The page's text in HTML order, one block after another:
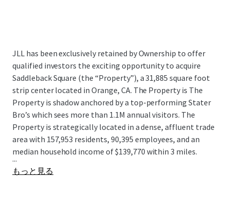
JLL has been exclusively retained by Ownership to offer
qualified investors the exciting opportunity to acquire
Saddleback Square (the “Property”), a 31,885 square foot
strip center located in Orange, CA. The Property is The
Property is shadow anchored by a top-performing Stater
Bro’s which sees more than 1.1M annual visitors. The
Property is strategically located in a dense, affluent trade
area with 157,953 residents, 90,395 employees, and an
median household income of $139,770 within 3 miles.
...
もっと見る